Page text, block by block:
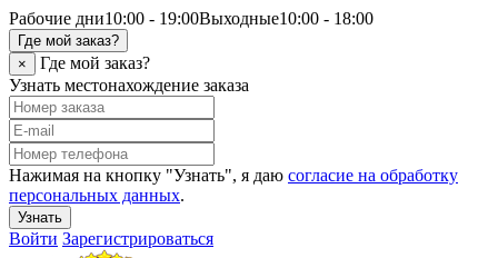
Рабочие дни10:00 - 19:00Выходные10:00 - 18:00
Где мой заказ?
×
Где мой заказ?
Узнать местонахождение заказа
Нажимая на кнопку "Узнать", я даю согласие на обработку
персональных данных.
Узнать
Войти Зарегистрироваться